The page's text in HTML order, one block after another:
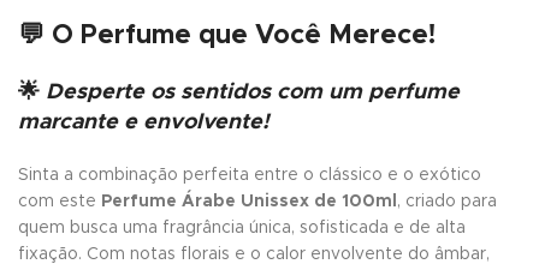
💬 O Perfume que Você Merece!
🌟 Desperte os sentidos com um perfume
marcante e envolvente!
Sinta a combinação perfeita entre o clássico e o exótico
com este Perfume Árabe Unissex de 100ml , criado para
quem busca uma fragrância única, sofisticada e de alta
fixação. Com notas florais e o calor envolvente do âmbar,